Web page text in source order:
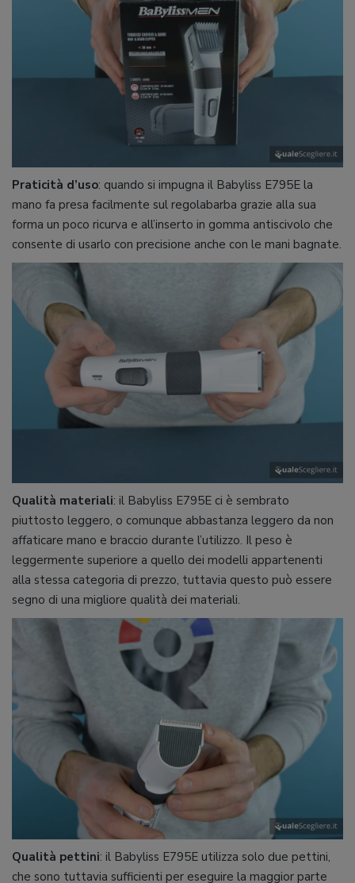
Praticità d’uso: quando si impugna il Babyliss E795E la
mano fa presa facilmente sul regolabarba grazie alla sua
forma un poco ricurva e all’inserto in gomma antiscivolo che
consente di usarlo con precisione anche con le mani bagnate.
Qualità materiali: il Babyliss E795E ci è sembrato
piuttosto leggero, o comunque abbastanza leggero da non
affaticare mano e braccio durante l’utilizzo. Il peso è
leggermente superiore a quello dei modelli appartenenti
alla stessa categoria di prezzo, tuttavia questo può essere
segno di una migliore qualità dei materiali.
Qualità pettini: il Babyliss E795E utilizza solo due pettini,
che sono tuttavia sufficienti per eseguire la maggior parte